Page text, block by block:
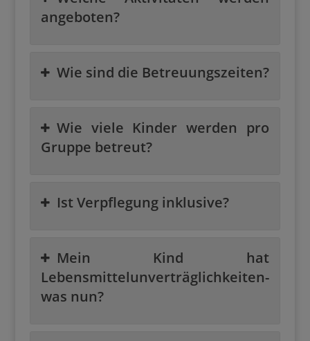
angeboten?
Wie sind die Betreuungszeiten?
Wie viele Kinder werden pro
Gruppe betreut?
Ist Verpflegung inklusive?
Mein Kind hat
Lebensmittelunverträglichkeiten-
was nun?